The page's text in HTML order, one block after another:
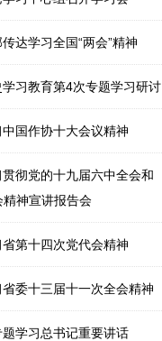
达学习全国“两会”精神
习教育第4次专题学习研讨
国作协十大会议精神
彻党的十九届六中全会和
神宣讲报告会
第十四次党代会精神
委十三届十一次全会精神
学习总书记重要讲话